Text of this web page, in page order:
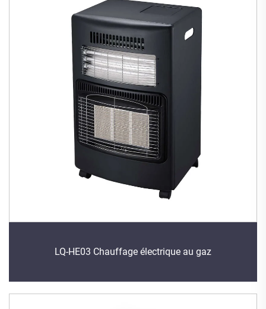
LQ-HE03 Chauffage électrique au gaz